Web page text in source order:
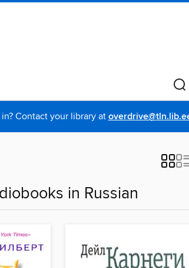
Contact your library at
in Russian